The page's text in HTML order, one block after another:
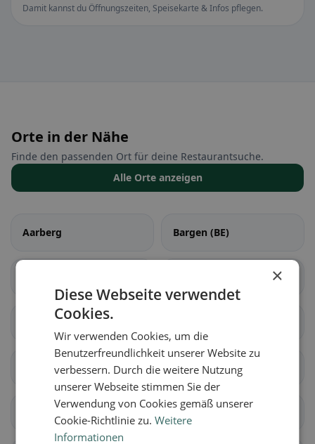
Damit kannst du Öffnungszeiten, Speisekarte & Infos pflegen.
Orte in der Nähe
Finde den passenden Ort für deine Restaurantsuche.
Alle Orte anzeigen
Aarberg Bargen (BE)
Kappelen
Meikirch Radelfingen
Rapperswil (BE) Schüpfen
×
Diese Webseite verwendet
Cookies.
Wir verwenden Cookies, um die
Benutzerfreundlichkeit unserer Website zu
verbessern. Durch die weitere Nutzung
unserer Webseite stimmen Sie der
Verwendung von Cookies gemäß unserer
Cookie-Richtlinie zu.Weitere
Informationen